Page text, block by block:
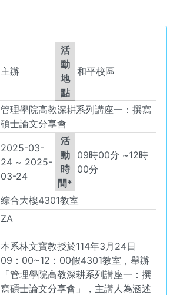
主辦
活
動
地
點
和平校區
管理學院高教深耕系列講座一：撰寫
碩士論文分享會
2025-03-
24 ~ 2025-
03-24
活
動
時
間*
09時00 分 ~12時
00分
綜合大樓4301教室
ZA
本系林文寶教授於114年3月24日
09：00~12：00假4301教室，舉辦
「管理學院高教深耕系列講座一：撰
寫碩士論文分享會」，主講人為涵述